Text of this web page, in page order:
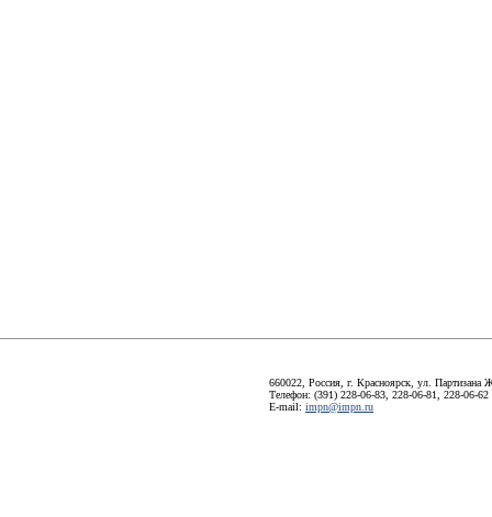
660022, Россия, г. Красноярск, ул. Партизана
Телефон: (391) 228-06-83, 228-06-81, 228-06-62
E-mail: impn@impn.ru